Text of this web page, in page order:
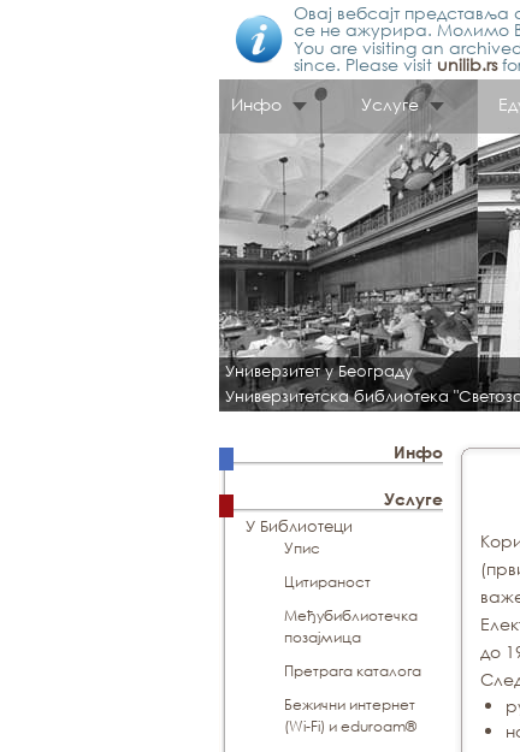
Овај вебсајт представља
се не ажурира. Молимо
You are visiting an
since. Please visit unilib.rs
Инфо
Услуге
Универзитет у Београду
Универзитетска библиотека
Инфо
Услуге
У Библиотеци
Упис
Цитираност
Међубиблиотечка
позајмица
Претрага каталога
Бежични интернет
(Wi-Fi) и eduroam®
до